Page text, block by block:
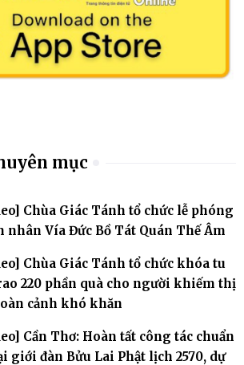
mục
Chùa Giác Tánh tổ chức lễ phóng
nhân Vía Đức Bồ Tát Quán Thế Âm
Chùa Giác Tánh tổ chức khóa tu
220 phần quà cho người khiếm thị
cảnh khó khăn
Cần Thơ: Hoàn tất công tác chuẩn
giới đàn Bửu Lai Phật lịch 2570, dự